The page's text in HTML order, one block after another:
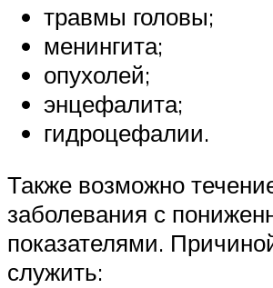
травмы головы;
менингита;
опухолей;
энцефалита;
гидроцефалии.
Также возможно
заболевания с
показателями.
служить: